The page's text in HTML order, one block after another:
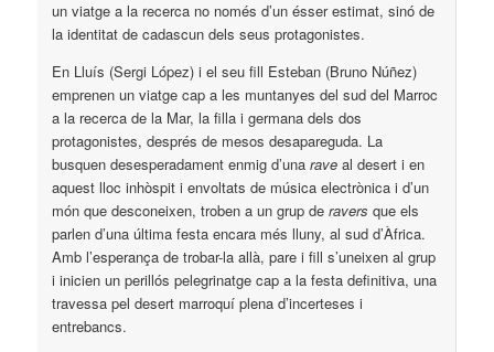
un viatge a la recerca no només d’un ésser estimat, sinó de
la identitat de cadascun dels seus protagonistes.
En Lluís (Sergi López) i el seu fill Esteban (Bruno Núñez)
emprenen un viatge cap a les muntanyes del sud del Marroc
a la recerca de la Mar, la filla i germana dels dos
protagonistes, després de mesos desapareguda. La
busquen desesperadament enmig d’unaraveal desert i en
aquest lloc inhòspit i envoltats de música electrònica i d’un
món que desconeixen, troben a un grup deraversque els
parlen d’una última festa encara més lluny, al sud d’Àfrica.
Amb l’esperança de trobar-la allà, pare i fill s’uneixen al grup
i inicien un perillós pelegrinatge cap a la festa definitiva, una
travessa pel desert marroquí plena d’incerteses i
entrebancs.